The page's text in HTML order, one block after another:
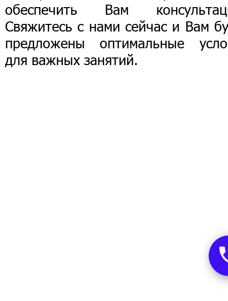
обеспечить Вам
Свяжитесь с нами сейчас и Вам
предложены оптимальные
для важных занятий.